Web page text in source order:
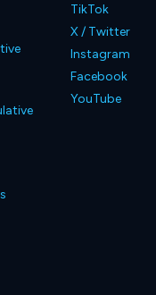
TikTok
X / Twitter
Instagram
Facebook
YouTube